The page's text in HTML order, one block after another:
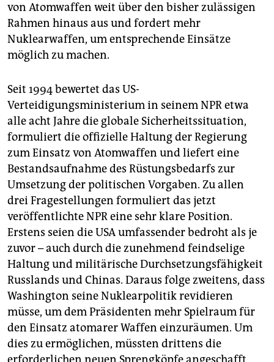
von Atomwaffen weit über den bisher zulässigen
Rahmen hinaus aus und fordert mehr
Nuklearwaffen, um entsprechende Einsätze
möglich zu machen.
Seit 1994 bewertet das US-
Verteidigungsministerium in seinem NPR etwa
alle acht Jahre die globale Sicherheitssituation,
formuliert die offizielle Haltung der Regierung
zum Einsatz von Atomwaffen und liefert eine
Bestandsaufnahme des Rüstungsbedarfs zur
Umsetzung der politischen Vorgaben. Zu allen
drei Fragestellungen formuliert das jetzt
veröffentlichte NPR eine sehr klare Position.
Erstens seien die USA umfassender bedroht als je
zuvor – auch durch die zunehmend feindselige
Haltung und militärische Durchsetzungsfähigkeit
Russlands und Chinas. Daraus folge zweitens, dass
Washington seine Nuklearpolitik revidieren
müsse, um dem Präsidenten mehr Spielraum für
den Einsatz atomarer Waffen einzuräumen. Um
dies zu ermöglichen, müssten drittens die